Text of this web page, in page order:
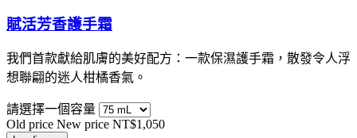
賦活芳香護手霜
我們首款獻給肌膚的美好配方：一款保濕護手霜，散發令人浮
想聯翩的迷人柑橘香氣。
請選擇一個容量
Old price New price NT$1,050